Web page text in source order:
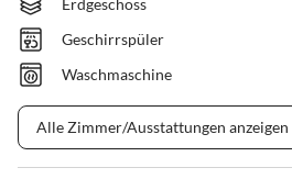
Erdgeschoss
Geschirrspüler
Waschmaschine
Alle Zimmer/Ausstattungen anzeigen